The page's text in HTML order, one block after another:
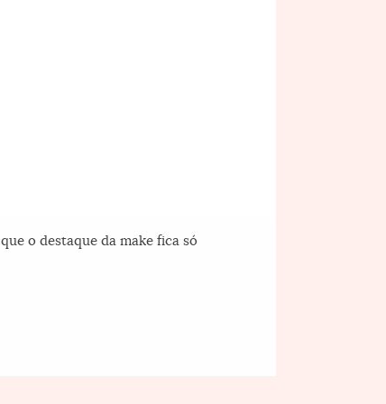
o destaque da make fica só